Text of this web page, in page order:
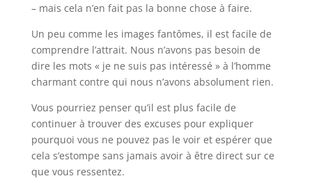
– mais cela n’en fait pas la bonne chose à faire.
Un peu comme les images fantômes, il est facile de
comprendre l’attrait. Nous n’avons pas besoin de
dire les mots « je ne suis pas intéressé » à l’homme
charmant contre qui nous n’avons absolument rien.
Vous pourriez penser qu’il est plus facile de
continuer à trouver des excuses pour expliquer
pourquoi vous ne pouvez pas le voir et espérer que
cela s’estompe sans jamais avoir à être direct sur ce
que vous ressentez.